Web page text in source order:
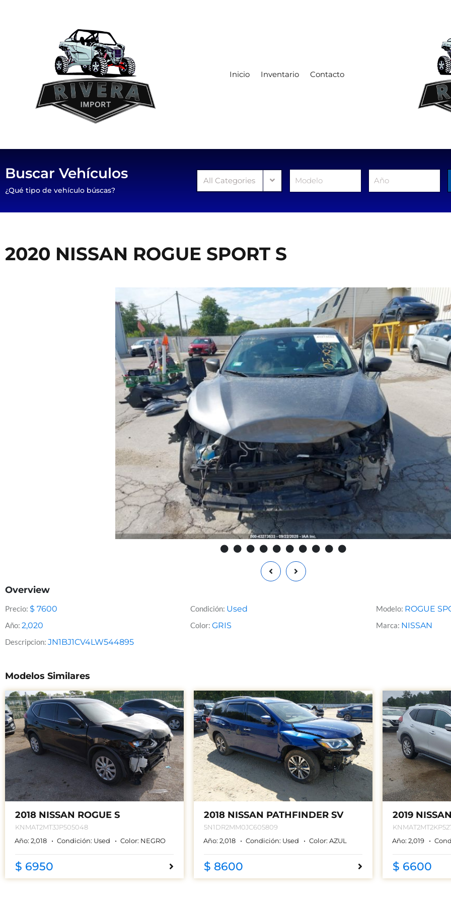
Inicio Inventario Contacto
Buscar Vehículos
¿Qué tipo de vehículo búscas?
All Categories
2020 NISSAN ROGUE SPORT S
Overview
Precio: $ 7600 Condición: Used Modelo: ROGUE
Año: 2,020 Color: GRIS Marca: NISSAN
Descripcion: JN1BJ1CV4LW544895
Modelos Similares
2018 NISSAN ROGUE S
KNMAT2MT3JP505048
Año: 2,018 Condición: Used Color: NEGRO
$ 6950
2018 NISSAN PATHFINDER SV
5N1DR2MM0JC605809
Año: 2,018 Condición: Used Color: AZUL
$ 8600
2019
Año: 2,019
$ 6600